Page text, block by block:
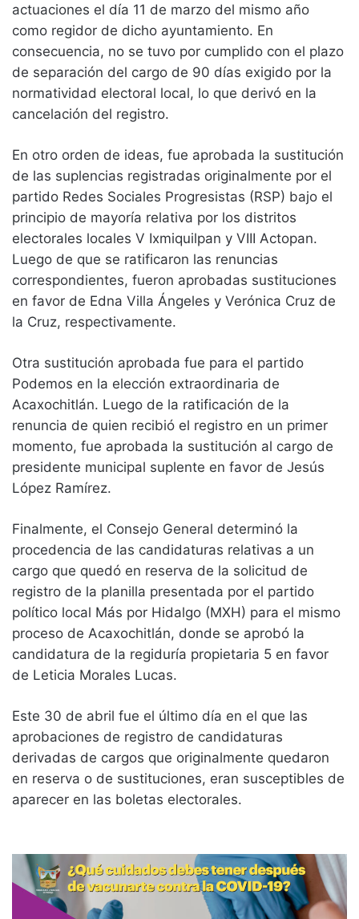
actuaciones el día 11 de marzo del mismo año
como regidor de dicho ayuntamiento. En
consecuencia, no se tuvo por cumplido con el plazo
de separación del cargo de 90 días exigido por la
normatividad electoral local, lo que derivó en la
cancelación del registro.
En otro orden de ideas, fue aprobada la sustitución
de las suplencias registradas originalmente por el
partido Redes Sociales Progresistas (RSP) bajo el
principio de mayoría relativa por los distritos
electorales locales V Ixmiquilpan y VIII Actopan.
Luego de que se ratificaron las renuncias
correspondientes, fueron aprobadas sustituciones
en favor de Edna Villa Ángeles y Verónica Cruz de
la Cruz, respectivamente.
Otra sustitución aprobada fue para el partido
Podemos en la elección extraordinaria de
Acaxochitlán. Luego de la ratificación de la
renuncia de quien recibió el registro en un primer
momento, fue aprobada la sustitución al cargo de
presidente municipal suplente en favor de Jesús
López Ramírez.
Finalmente, el Consejo General determinó la
procedencia de las candidaturas relativas a un
cargo que quedó en reserva de la solicitud de
registro de la planilla presentada por el partido
político local Más por Hidalgo (MXH) para el mismo
proceso de Acaxochitlán, donde se aprobó la
candidatura de la regiduría propietaria 5 en favor
de Leticia Morales Lucas.
Este 30 de abril fue el último día en el que las
aprobaciones de registro de candidaturas
derivadas de cargos que originalmente quedaron
en reserva o de sustituciones, eran susceptibles de
aparecer en las boletas electorales.